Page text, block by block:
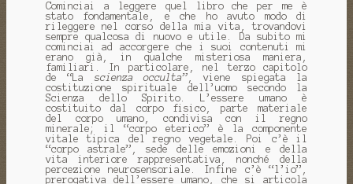
Cominciai a leggere quel libro che per me è
stato fondamentale, e che ho avuto modo di
rileggere nel corso della mia vita, trovandovi
sempre qualcosa di nuovo e utile. Da subito mi
cominciai ad accorgere che i suoi contenuti mi
erano già, in qualche misteriosa maniera,
familiari. In particolare, nel terzo capitolo
de “Lascienza occulta” , viene spiegata la
costituzione spirituale dell’uomo secondo la
Scienza dello Spirito. L’essere umano è
costituito dal corpo fisico, parte materiale
del corpo umano, condivisa con il regno
minerale; il “corpo eterico” è la componente
vitale tipica del regno vegetale. Poi c’è il
“corpo astrale”, sede delle emozioni e della
vita interiore rappresentativa, nonché della
percezione neurosensoriale. Infine c’è “l’io”,
prerogativa dell’essere umano, che si articola